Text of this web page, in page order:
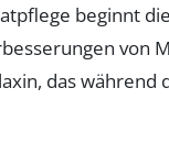
beginnt
von
das